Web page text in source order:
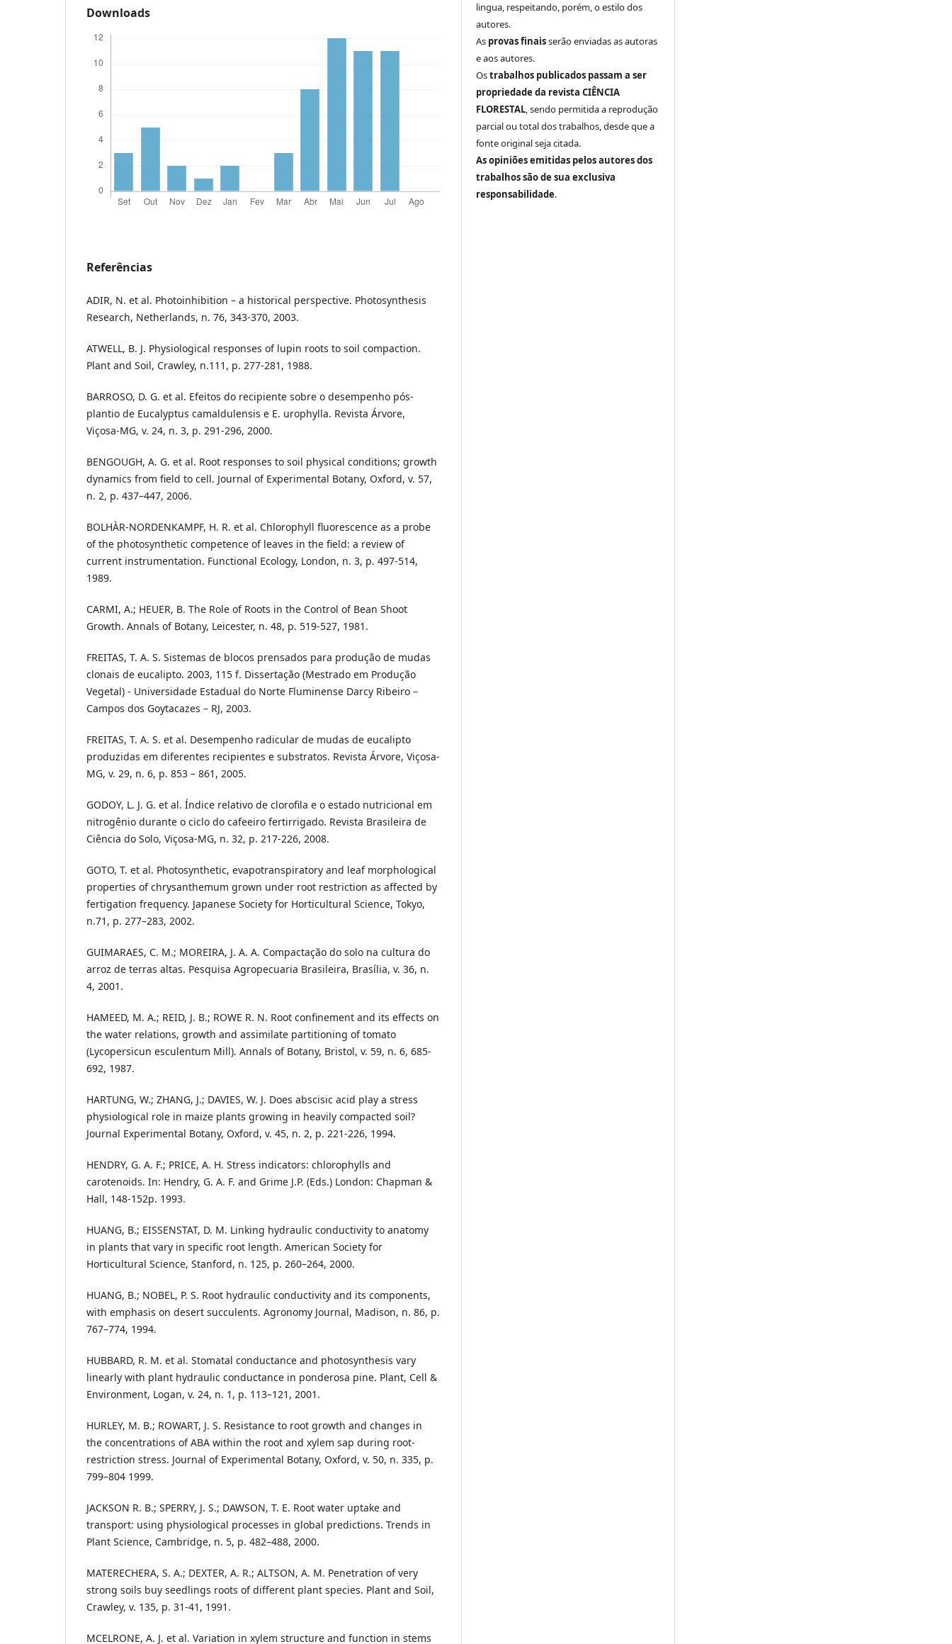
Downloads
Referências
ADIR, N. et al. Photoinhibition – a historical perspective. Photosynthesis
Research, Netherlands, n. 76, 343-370, 2003.
ATWELL, B. J. Physiological responses of lupin roots to soil compaction.
Plant and Soil, Crawley, n.111, p. 277-281, 1988.
BARROSO, D. G. et al. Efeitos do recipiente sobre o desempenho pós-
plantio de Eucalyptus camaldulensis e E. urophylla. Revista Árvore,
Viçosa-MG, v. 24, n. 3, p. 291-296, 2000.
BENGOUGH, A. G. et al. Root responses to soil physical conditions; growth
dynamics from field to cell. Journal of Experimental Botany, Oxford, v. 57,
n. 2, p. 437–447, 2006.
BOLHÀR-NORDENKAMPF, H. R. et al. Chlorophyll fluorescence as a probe
of the photosynthetic competence of leaves in the field: a review of
current instrumentation. Functional Ecology, London, n. 3, p. 497-514,
1989.
CARMI, A.; HEUER, B. The Role of Roots in the Control of Bean Shoot
Growth. Annals of Botany, Leicester, n. 48, p. 519-527, 1981.
FREITAS, T. A. S. Sistemas de blocos prensados para produção de mudas
clonais de eucalipto. 2003, 115 f. Dissertação (Mestrado em Produção
Vegetal) - Universidade Estadual do Norte Fluminense Darcy Ribeiro –
Campos dos Goytacazes – RJ, 2003.
FREITAS, T. A. S. et al. Desempenho radicular de mudas de eucalipto
produzidas em diferentes recipientes e substratos. Revista Árvore, Viçosa-
MG, v. 29, n. 6, p. 853 – 861, 2005.
GODOY, L. J. G. et al. Índice relativo de clorofila e o estado nutricional em
nitrogênio durante o ciclo do cafeeiro fertirrigado. Revista Brasileira de
Ciência do Solo, Viçosa-MG, n. 32, p. 217-226, 2008.
GOTO, T. et al. Photosynthetic, evapotranspiratory and leaf morphological
properties of chrysanthemum grown under root restriction as affected by
fertigation frequency. Japanese Society for Horticultural Science, Tokyo,
n.71, p. 277–283, 2002.
GUIMARAES, C. M.; MOREIRA, J. A. A. Compactação do solo na cultura do
arroz de terras altas. Pesquisa Agropecuaria Brasileira, Brasília, v. 36, n.
4, 2001.
HAMEED, M. A.; REID, J. B.; ROWE R. N. Root confinement and its effects on
the water relations, growth and assimilate partitioning of tomato
(Lycopersicun esculentum Mill). Annals of Botany, Bristol, v. 59, n. 6, 685-
692, 1987.
HARTUNG, W.; ZHANG, J.; DAVIES, W. J. Does abscisic acid play a stress
physiological role in maize plants growing in heavily compacted soil?
Journal Experimental Botany, Oxford, v. 45, n. 2, p. 221-226, 1994.
HENDRY, G. A. F.; PRICE, A. H. Stress indicators: chlorophylls and
carotenoids. In: Hendry, G. A. F. and Grime J.P. (Eds.) London: Chapman &
Hall, 148-152p. 1993.
HUANG, B.; EISSENSTAT, D. M. Linking hydraulic conductivity to anatomy
in plants that vary in specific root length. American Society for
Horticultural Science, Stanford, n. 125, p. 260–264, 2000.
HUANG, B.; NOBEL, P. S. Root hydraulic conductivity and its components,
with emphasis on desert succulents. Agronomy Journal, Madison, n. 86, p.
767–774, 1994.
HUBBARD, R. M. et al. Stomatal conductance and photosynthesis vary
linearly with plant hydraulic conductance in ponderosa pine. Plant, Cell &
Environment, Logan, v. 24, n. 1, p. 113–121, 2001.
HURLEY, M. B.; ROWART, J. S. Resistance to root growth and changes in
the concentrations of ABA within the root and xylem sap during root-
restriction stress. Journal of Experimental Botany, Oxford, v. 50, n. 335, p.
799–804 1999.
JACKSON R. B.; SPERRY, J. S.; DAWSON, T. E. Root water uptake and
transport: using physiological processes in global predictions. Trends in
Plant Science, Cambridge, n. 5, p. 482–488, 2000.
MATERECHERA, S. A.; DEXTER, A. R.; ALTSON, A. M. Penetration of very
strong soils buy seedlings roots of different plant species. Plant and Soil,
Crawley, v. 135, p. 31-41, 1991.
MCELRONE, A. J. et al. Variation in xylem structure and function in stems
lingua, respeitando, porém, o estilo dos
autores.
As provas finaisserão enviadas as autoras
e aos autores.
Ostrabalhos publicados passam a ser
propriedade da revista CIÊNCIA
FLORESTAL, sendo permitida a reprodução
parcial ou total dos trabalhos, desde que a
fonte original seja citada.
As opiniões emitidas pelos autores dos
trabalhos são de sua exclusiva
responsabilidade.